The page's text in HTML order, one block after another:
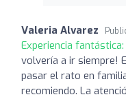
Valeria Alvarez
Experiencia fantástica:
volvería a ir siempre!
pasar el rato en
recomiendo. La